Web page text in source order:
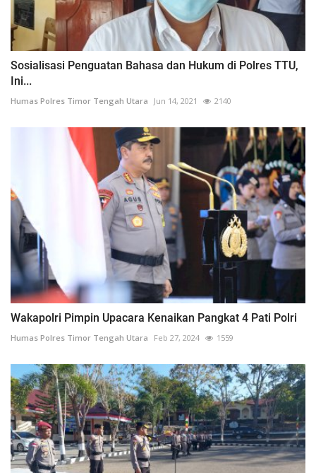
Sosialisasi Penguatan Bahasa dan Hukum di Polres TTU,
Ini...
Humas Polres Timor Tengah Utara Jun 14, 2021 2140
Wakapolri Pimpin Upacara Kenaikan Pangkat 4 Pati Polri
Humas Polres Timor Tengah Utara Feb 27, 2024 1559